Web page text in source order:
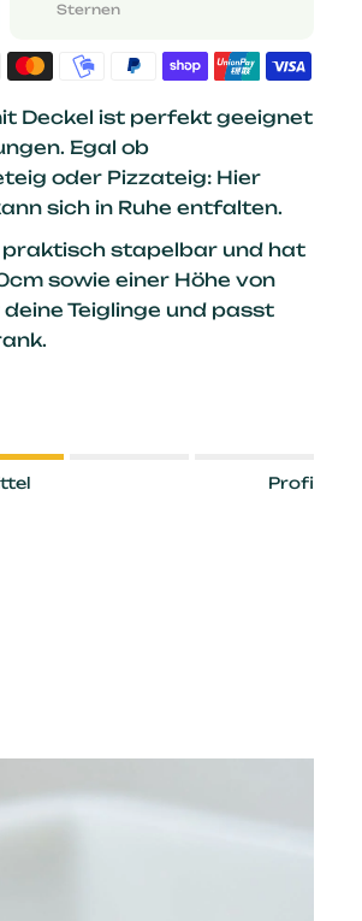
Sternen
Deckel ist perfekt geeignet
Egal ob
oder Pizzateig: Hier
sich in Ruhe entfalten.
praktisch stapelbar und hat
sowie einer Höhe von
Teiglinge und passt
Profi